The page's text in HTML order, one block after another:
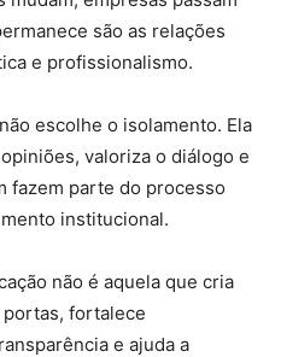
são as relações
e profissionalismo.
escolhe o isolamento. Ela
valoriza o diálogo e
fazem parte do processo
institucional.
não é aquela que cria
portas, fortalece
e ajuda a